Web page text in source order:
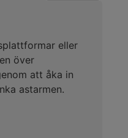
eller
över
att åka in
astarmen.